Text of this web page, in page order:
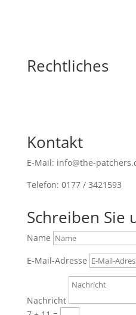
Rechtliches
Kontakt
E-Mail: info@the-
Telefon: 0177 / 3421593
Schreiben Sie
Name
E-Mail-Adresse
Nachricht